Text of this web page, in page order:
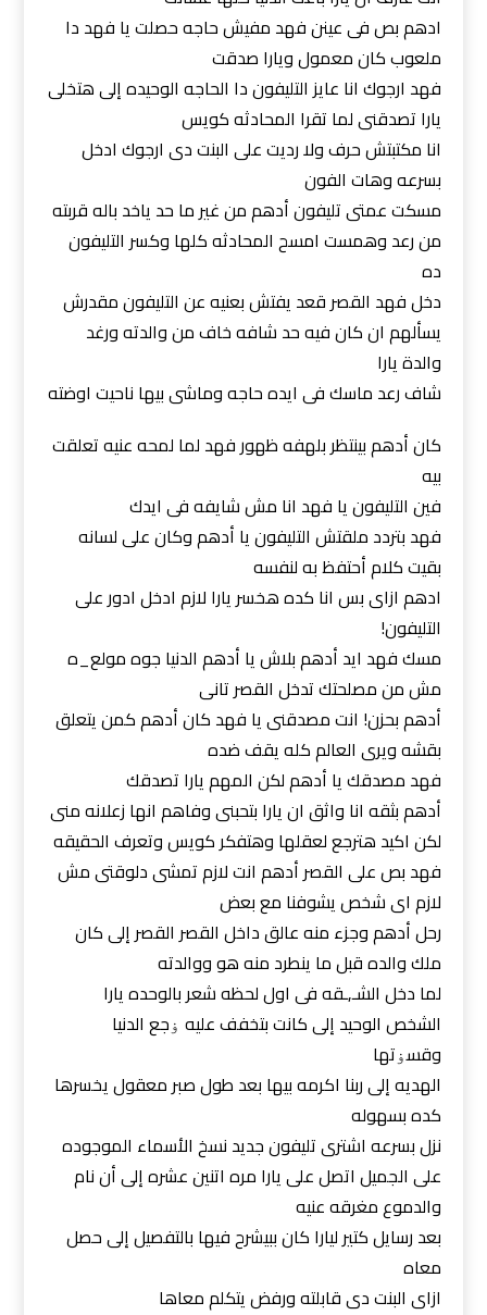
ادهم بص فى عينن فهد مفيش حاجه حصلت يا فهد دا
ملعوب كان معمول ويارا صدقت
فهد ارجوك انا عايز التليفون دا الحاجه الوحيده إلى هتخلى
يارا تصدقنى لما تقرا المحادثه كويس
انا مكتبتش حرف ولا رديت على البنت دى ارجوك ادخل
بسرعه وهات الفون
مسكت عمتى تليفون أدهم من غير ما حد ياخد باله قربته
من رعد وهمست امسح المحادثه كلها وكسر التليفون
ده
دخل فهد القصر قعد يفتش بعنيه عن التليفون مقدرش
يسألهم ان كان فيه حد شافه خاف من والدته ورغد
والدة يارا
شاف رعد ماسك فى ايده حاجه وماشى بيها ناحيت اوضته
كان أدهم بينتظر بلهفه ظهور فهد لما لمحه عنيه تعلقت
بيه
فين التليفون يا فهد انا مش شايفه فى ايدك
فهد بتردد ملقتش التليفون يا أدهم وكان على لسانه
بقيت كلام أحتفظ به لنفسه
ادهم ازاى بس انا كده هخسر يارا لازم ادخل ادور على
التليفون!
مسك فهد ايد أدهم بلاش يا أدهم الدنيا جوه مولع_ه
مش من مصلحتك تدخل القصر تانى
أدهم بحزن! انت مصدقنى يا فهد كان أدهم كمن يتعلق
بقشه ويرى العالم كله يقف ضده
فهد مصدقك يا أدهم لكن المهم يارا تصدقك
أدهم بثقه انا واثق ان يارا بتحبنى وفاهم انها زعلانه منى
لكن اكيد هترجع لعقلها وهتفكر كويس وتعرف الحقيقه
فهد بص على القصر أدهم انت لازم تمشى دلوقتى مش
لازم اى شخص يشوفنا مع بعض
رحل أدهم وجزء منه عالق داخل القصر القصر إلى كان
ملك والده قبل ما ينطرد منه هو ووالدته
لما دخل الشـ,ـقه فى اول لحظه شعر بالوحده يارا
الشخص الوحيد إلى كانت بتخفف عليه ۏجع الدنيا
وقسۏتها
الهديه إلى ربنا اكرمه بيها بعد طول صبر معقول يخسرها
كده بسهوله
نزل بسرعه اشترى تليفون جديد نسخ الأسماء الموجوده
على الجميل اتصل على يارا مره اتنين عشره إلى أن نام
والدموع مغرقه عنيه
بعد رسايل كتير ليارا كان ببيشرح فيها بالتفصيل إلى حصل
معاه
ازاى البنت دى قابلته ورفض يتكلم معاها